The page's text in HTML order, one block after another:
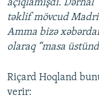
açıqlamışdı. Dərhal
təklif mövcud
Amma bizə
olaraq “masa
Riçard Hoqland
verir: